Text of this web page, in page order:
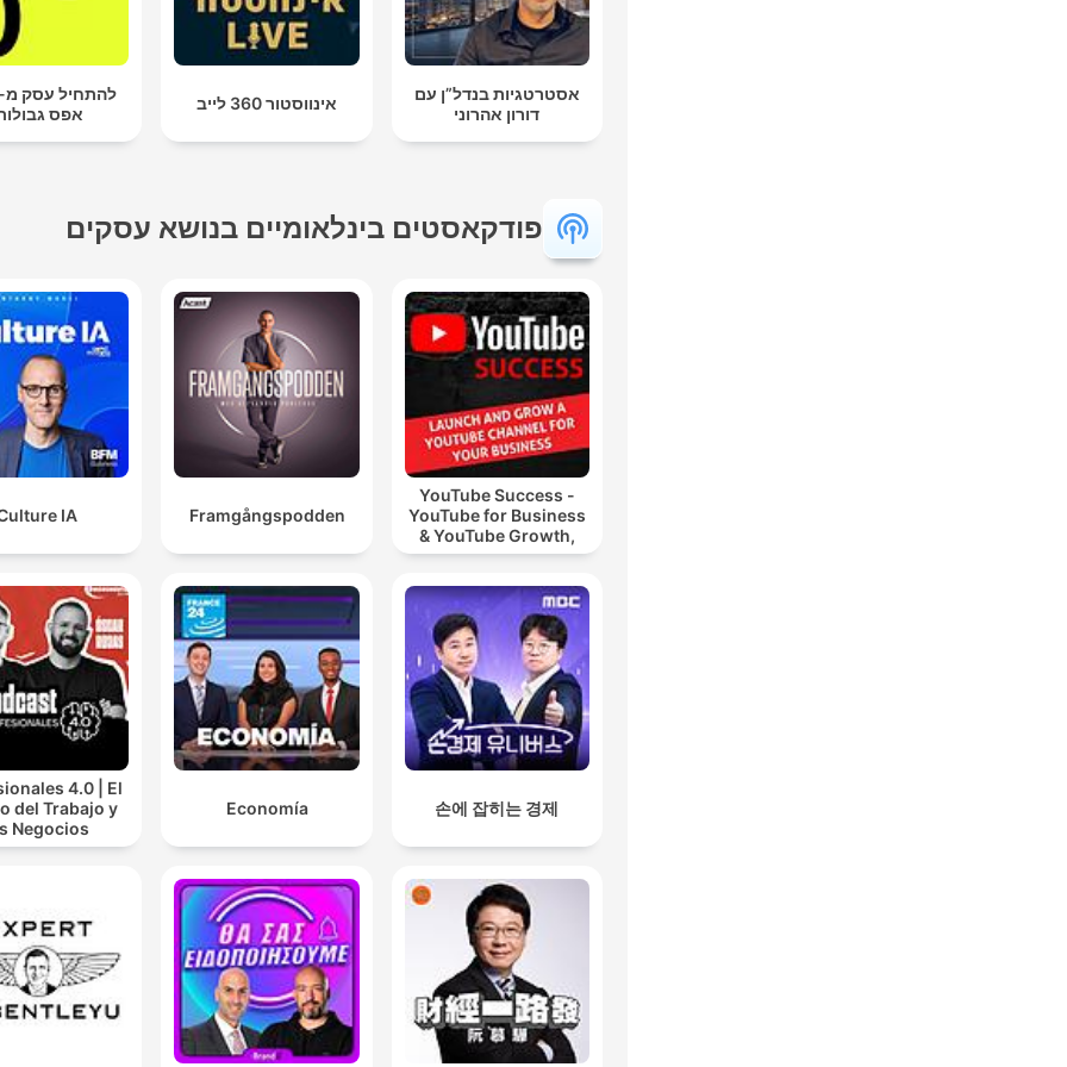
אסטרטגיות בנדל”ן עם
דורון אהרוני
אינווסטור 360 לייב אפס
פודקאסטים בינלאומיים בנושא עסקים
YouTube Success -
YouTube for Business
& YouTube Growth,
Video Marketing
Framgångspodden
IA
손에 잡히는 경제
Economía
4.0 | El
del Trabajo y
Negocios